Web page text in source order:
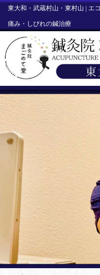
東大和・武蔵村山・東村山 | エ
痛み・しびれの鍼治療